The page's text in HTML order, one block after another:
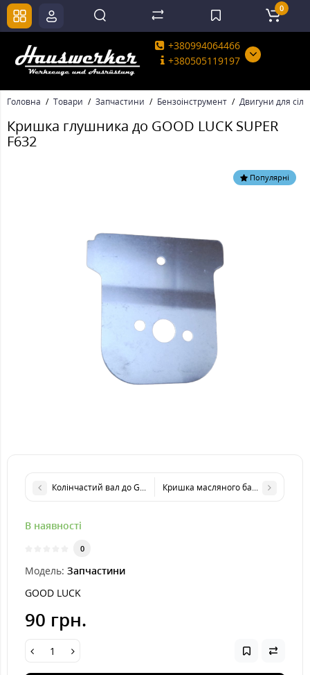
+380994064466
+380505119197
0
Головна Товари Запчастини Бензоінструмент Двигуни для
Кришка глушника до GOOD LUCK SUPER
F632
Популярні
Колінчастий вал до GOOD LUCK SUPER F632Кришка масляного баку до GOOD
В наявності
0
Модель: Запчастини
GOOD LUCK
90 грн.